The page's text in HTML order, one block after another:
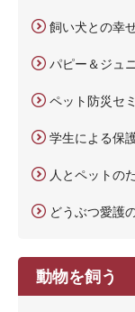
飼い犬との幸
パピー＆ジュ
ペット防災セ
学生による保
人とペットの
どうぶつ愛護
動物を飼う